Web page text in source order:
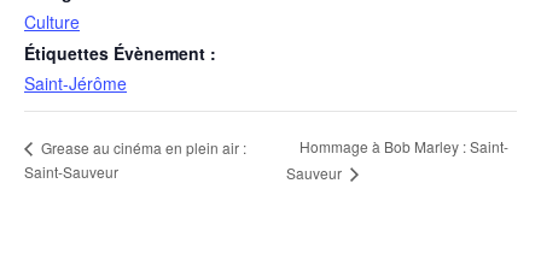
Culture
Étiquettes Évènement :
Saint-Jérôme
Grease au cinéma en plein air :
Saint-Sauveur
Hommage à Bob Marley : Saint-
Sauveur